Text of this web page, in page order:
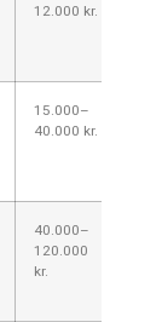
12.000 kr.
15.000–
40.000 kr.
40.000–
120.000
kr.